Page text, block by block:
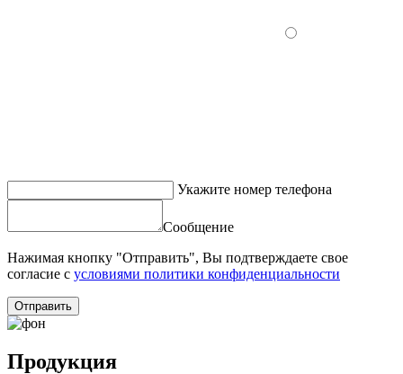
Укажите номер телефона
Сообщение
Нажимая кнопку "Отправить", Вы подтверждаете свое
согласие с условиями политики конфиденциальности
Отправить
Продукция